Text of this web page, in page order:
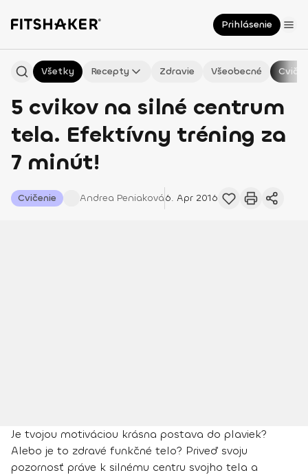
Prihlásenie
Všetky Recepty Zdravie Všeobecné
5 cvikov na silné centrum
tela. Efektívny tréning za
7 minút!
Cvičenie Andrea Peniaková6. Apr 2016
Je tvojou motiváciou krásna postava do plaviek?
Alebo je to zdravé funkčné telo? Priveď svoju
pozornosť práve k silnému centru svojho tela a